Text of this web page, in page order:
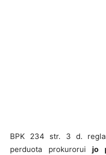
BPK 234 str. 3 d.
perduota prokuroruijo